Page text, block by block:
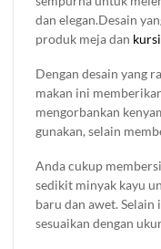
dan elegan.Desain
produk meja dan
Keindahan dan
tidak hanya terletak
modern, tetapi juga
menggunakan
Dengan desain yang
makan ini
mengorbankan
gunakan, selain
Anda cukup
sedikit minyak kayu
baru dan awet. Selain
sesuaikan dengan